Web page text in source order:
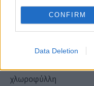
CONFIRM
Data Deletion
Κερί αποτρίχωσης βάζο
λιποδιαλυτό
χλωροφύλλη